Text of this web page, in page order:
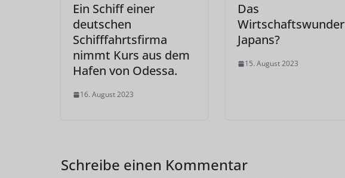
Ein Schiff einer
deutschen
Schifffahrtsfirma
nimmt Kurs aus dem
Hafen von Odessa.
16. August 2023
Das
Wirtschaftswunder
Japans?
15. August 2023
Schreibe einen Kommentar